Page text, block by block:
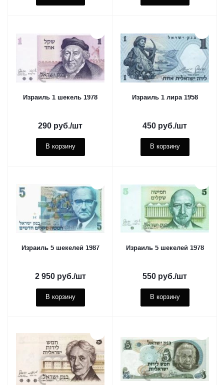
Израиль 1 шекель 1978
290 руб./шт
В корзину
Израиль 1 лира 1958
450 руб./шт
В корзину
Израиль 5 шекелей 1987
2 950руб./шт
В корзину
Израиль 5 шекелей 1978
550 руб./шт
В корзину